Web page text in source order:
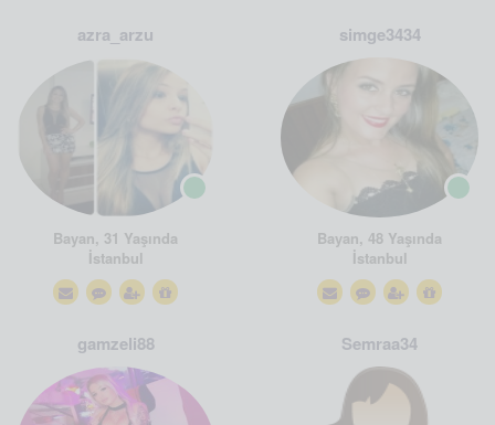
azra_arzu
Bayan, 31 Yaşında
İstanbul
simge3434
Bayan, 48 Yaşında
İstanbul
gamzeli88 Semraa34